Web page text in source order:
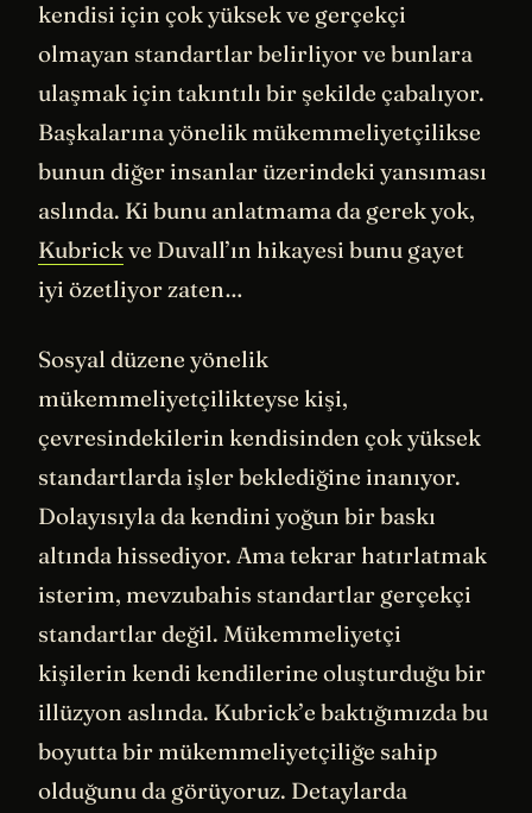
kendisi için çok yüksek ve gerçekçi
olmayan standartlar belirliyor ve bunlara
ulaşmak için takıntılı bir şekilde çabalıyor.
Başkalarına yönelik mükemmeliyetçilikse
bunun diğer insanlar üzerindeki yansıması
aslında. Ki bunu anlatmama da gerek yok,
Kubrickve Duvall’ın hikayesi bunu gayet
iyi özetliyor zaten…
Sosyal düzene yönelik
mükemmeliyetçilikteyse kişi,
çevresindekilerin kendisinden çok yüksek
standartlarda işler beklediğine inanıyor.
Dolayısıyla da kendini yoğun bir baskı
altında hissediyor. Ama tekrar hatırlatmak
isterim, mevzubahis standartlar gerçekçi
standartlar değil. Mükemmeliyetçi
kişilerin kendi kendilerine oluşturduğu bir
illüzyon aslında. Kubrick’e baktığımızda bu
boyutta bir mükemmeliyetçiliğe sahip
olduğunu da görüyoruz. Detaylarda